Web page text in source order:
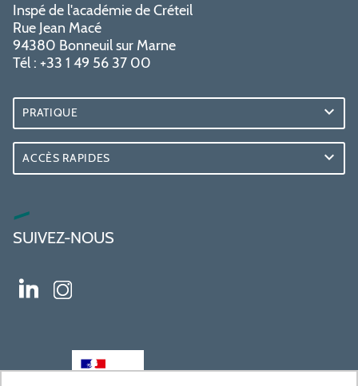
Inspé de l'académie de Créteil
Rue Jean Macé
94380 Bonneuil sur Marne
Tél : +33 1 49 56 37 00
PRATIQUE
ACCÈS RAPIDES
SUIVEZ-NOUS